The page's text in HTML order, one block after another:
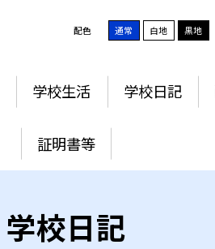
配色 通常 白地 黒地
学校生活 学校日記
証明書等
学校日記